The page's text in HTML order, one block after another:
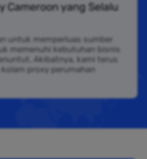
Cameroon yang Selalu
untuk memperluas sumber
memenuhi kebutuhan bisnis
Akibatnya, kami terus
proxy perumahan